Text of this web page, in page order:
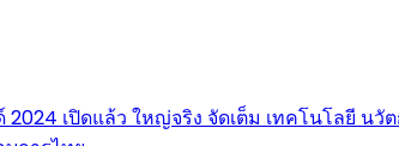
เปิดแล้ว ใหญ่จริง จัดเต็ม เทคโนโลยี